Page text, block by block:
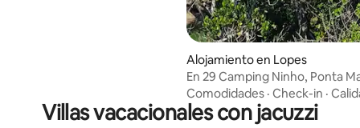
Alojamiento en Lopes
En 29 Camping Ninho, Ponta
Comodidades · Check-in ·
Villas vacacionales con jacuzzi